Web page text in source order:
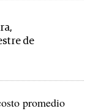
de
promedio